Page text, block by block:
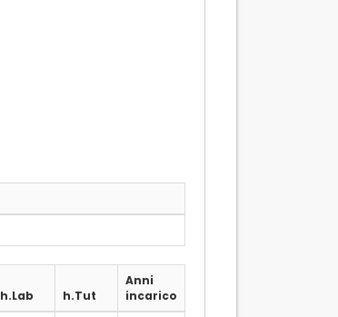
h.Lab h.Tut
Anni
incarico